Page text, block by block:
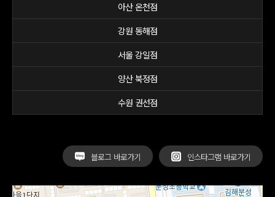
아산 온천점
강원 동해점
서울 강일점
양산 북정점
수원 권선점
인스타그램 바로가기
블로그 바로가기